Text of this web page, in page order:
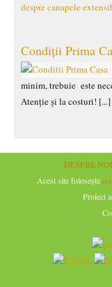
despre canapele
Condiții Prima
minim, trebuie este
Atenție și la costuri! [...]
DESPRE NOI
Acest site folosește
Proiect